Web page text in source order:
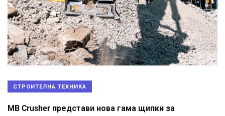
СТРОИТЕЛНА ТЕХНИКА
MB Crusher представи нова гама щипки за